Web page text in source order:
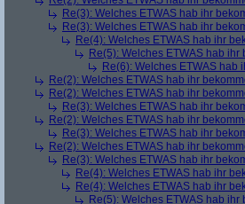
Re(3): Welches ETWAS hab ihr
Re(3): Welches ETWAS hab ihr
Re(4): Welches ETWAS hab ihr
Re(5): Welches ETWAS hab ihr
Re(6): Welches ETWAS hab
Re(2): Welches ETWAS hab ihr
Re(2): Welches ETWAS hab ihr
Re(3): Welches ETWAS hab ihr
Re(2): Welches ETWAS hab ihr
Re(3): Welches ETWAS hab ihr
Re(2): Welches ETWAS hab ihr
Re(3): Welches ETWAS hab ihr
Re(4): Welches ETWAS hab ihr
Re(4): Welches ETWAS hab ihr
Re(5): Welches ETWAS hab ihr